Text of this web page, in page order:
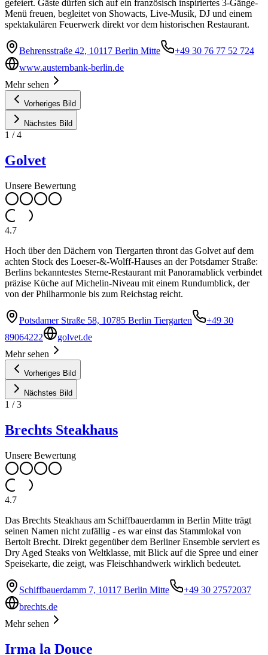
gefeiert. Gäste dürfen sich auf ein französisch inspiriertes 3-Gänge-
Menü freuen, begleitet von Showacts, Live-Musik, DJ und einem
spektakulären Feuerwerk direkt vor dem historischen Restaurant.
Behrensstraße 42, 10117 Berlin Mitte
+49 30 76 77 52 724
www.austernbank-berlin.de
Mehr sehen
Vorheriges Bild
Nächstes Bild
1 /4
Golvet
Unsere Bewertung
4.7
Hoch über den Dächern von Tiergarten thront das Golvet auf dem
achten Stock des Loeser-&-Wolff-Hauses an der Potsdamer Straße:
Berlins bekanntestes Sterne-Restaurant mit Panoramablick verbindet
präzise Küche auf Michelin-Niveau mit einem Rundumblick, der
von der Philharmonie bis zum Reichstag reicht.
Potsdamer Straße 58, 10785 Berlin Tiergarten
+49 30
89064222
golvet.de
Mehr sehen
Vorheriges Bild
Nächstes Bild
1 /3
Brechts Steakhaus
Unsere Bewertung
4.7
Das Brechts Steakhaus am Schiffbauerdamm in Berlin Mitte trägt
seinen Namen nicht zufällig - es war einst das Stammlokal von
Bertolt Brecht. Direkt gegenüber dem Berliner Ensemble serviert es
Dry Aged Steaks von Weltklasse, mit Blick auf die Spree und einer
Speisekarte, die zeigt, was Fleischhandwerk wirklich bedeutet.
Schiffbauerdamm 7, 10117 Berlin Mitte
+49 30 27572037
brechts.de
Mehr sehen
Irma la Douce